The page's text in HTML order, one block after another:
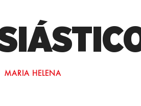
MARIA HELENA